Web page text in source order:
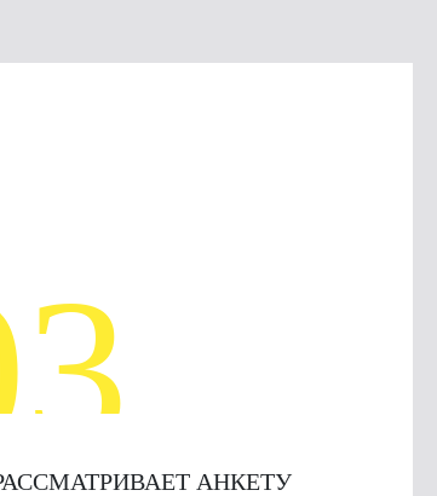
АНКЕТУ